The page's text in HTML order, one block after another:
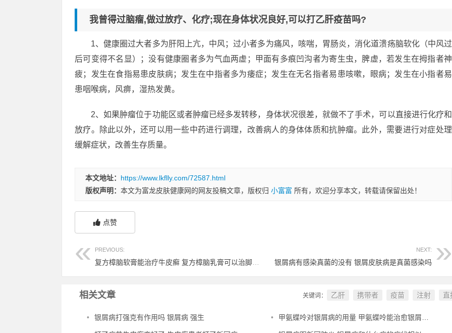
我曾得过脑瘤,做过放疗、化疗;现在身体状况良好,可以打乙肝疫苗吗?
1、健康圈过大者多为肝阳上亢，中风；过小者多为痛风，咳喘，胃肠炎，消化道溃疡脑软化（中风过
后可变得不名显）；没有健康圈者多为气血两虚；甲面有多痕凹沟者为寄生虫，脾虚，若发生在拇指者神
疲；发生在食指易患皮肤病；发生在中指者多为痿症；发生在无名指者易患咳嗽，眼病；发生在小指者易
患咽喉病，风痹，湿热发黄。
2、如果肿瘤位于功能区或者肿瘤已经多发转移，身体状况很差，就做不了手术，可以直接进行化疗和
放疗。除此以外，还可以用一些中药进行调理，改善病人的身体体质和抗肿瘤。此外，需要进行对症处理
缓解症状，改善生存质量。
本文地址： https://www.lkflly.com/72587.html
版权声明： 本文为富龙皮肤健康网的网友投稿文章，版权归 小富富 所有，欢迎分享本文，转载请保留出处！
点赞
PREVIOUS: NEXT:
银屑病有感染真菌的没有 银屑皮肤病是真菌感染吗
相关文章 关键词： 乙肝 携带者 疫苗 注射 直
• 银屑病打强克有作用吗 银屑病 强生 • 甲氨蝶呤对银屑病的用量 甲氨蝶呤能治愈银屑病吗